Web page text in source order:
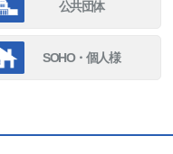
公共団体
SOHO・個人様